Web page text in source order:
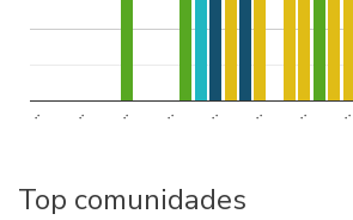
.. .. .. .. .. .. .. ..
Top comunidades